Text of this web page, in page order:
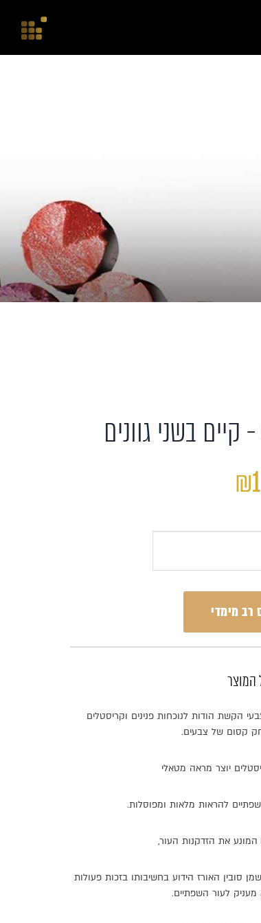
רב מימדי
המוצר
הקשת הודות לנוכחות פנינים וקריסטלים
קסום של צבעים.
יוצר מראה מטאלי
להראות מלאות ומפוסלות.
המונע את הזדקנות העור,
סובין האורז הידוע בחשיבותו בזכות פעולות
מעניק לעור השפתיים.